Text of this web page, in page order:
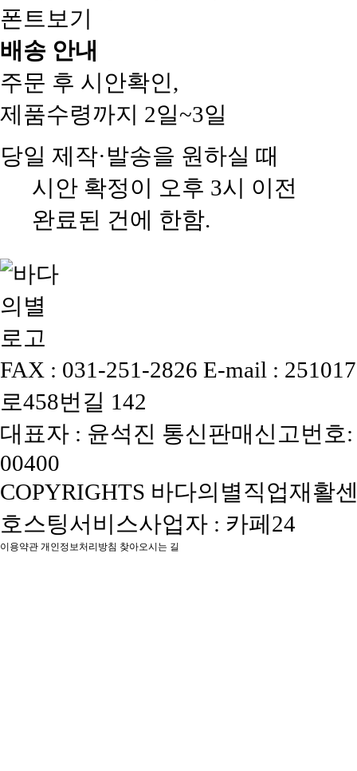
폰트보기
배송 안내
주문 후 시안확인,
제품수령까지 2일~3일
당일 제작·발송을 원하실 때
시안 확정이 오후 3시 이전
완료된 건에 한함.
FAX : 031-251-2826 E-mail :
로458번길 142
대표자 : 윤석진 통신판매신고번호
00400
COPYRIGHTS 바다의별직업재활
호스팅서비스사업자 : 카페24
이용약관 개인정보처리방침 찾아오시는 길